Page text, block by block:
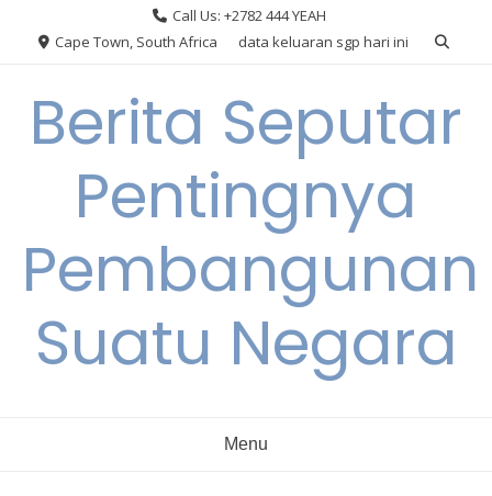
Call Us: +2782 444 YEAH
Cape Town, South Africa
data keluaran sgp hari ini
Berita Seputar
Pentingnya
Pembangunan
Suatu Negara
Menu